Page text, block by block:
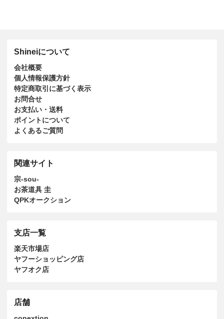
Shineiについて
会社概要
個人情報保護方針
特定商取引に基づく表示
お問合せ
お支払い・送料
ポイントについて
よくあるご質問
関連サイト
宗-sou-
お茶道具 圭
QPKオークション
支店一覧
楽天市場店
ヤフーショッピング店
ヤフオク店
店舗